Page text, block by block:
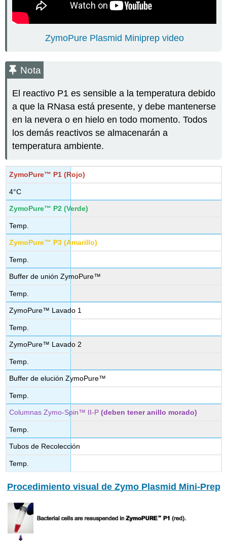
ZymoPure Plasmid Miniprep video
Nota
El reactivo P1 es sensible a la temperatura debido
a que la RNasa está presente, y debe mantenerse
en la nevera o en hielo en todo momento. Todos
los demás reactivos se almacenarán a
temperatura ambiente.
ZymoPure™ P1 (Rojo)
4°C
ZymoPure™ P2 (Verde)
Temp.
ZymoPure™ P3 (Amarillo)
Temp.
Buffer de unión ZymoPure™
Temp.
ZymoPure™ Lavado 1
Temp.
ZymoPure™ Lavado 2
Temp.
Buffer de elución ZymoPure™
Temp.
Columnas Zymo-Spin™ II-P(deben tener anillo morado)
Temp.
Tubos de Recolección
Temp.
Procedimiento visual de Zymo Plasmid Mini-Prep